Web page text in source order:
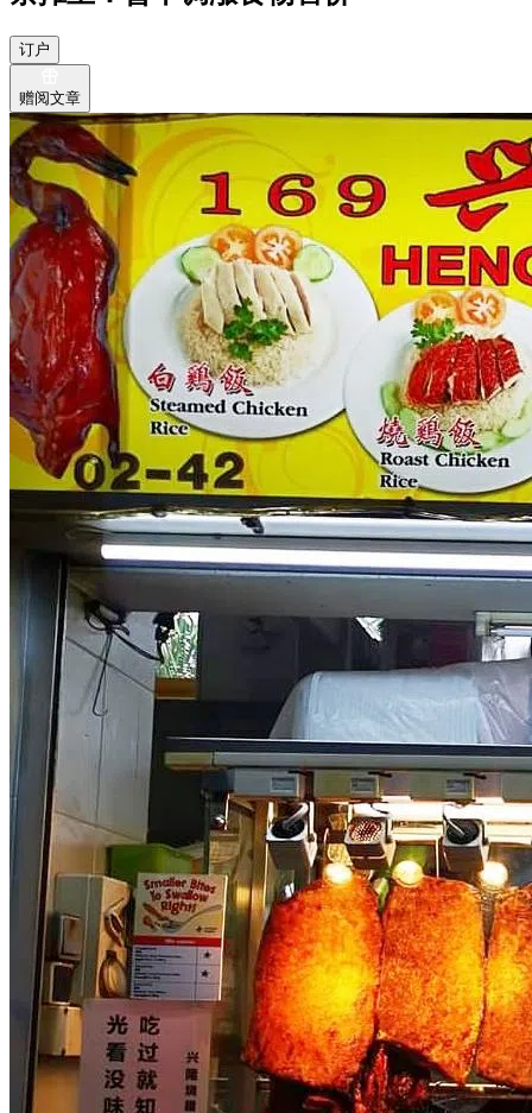
订户
赠阅文章